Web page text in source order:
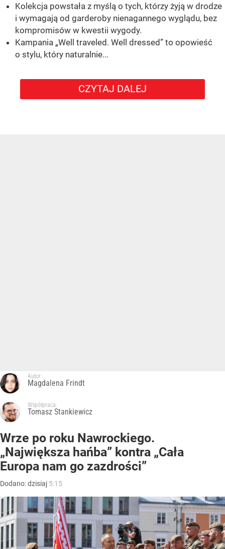
Kolekcja powstała z myślą o tych, którzy żyją w drodze
i wymagają od garderoby nienagannego wyglądu, bez
kompromisów w kwestii wygody.
Kampania „Well traveled. Well dressed” to opowieść
o stylu, który naturalnie...
CZYTAJ DALEJ
Autor:
Magdalena Frindt
Współpraca:
Tomasz Stankiewicz
Wrze po roku Nawrockiego.
„Największa hańba” kontra „Cała
Europa nam go zazdrości”
Dodano:dzisiaj 5:15